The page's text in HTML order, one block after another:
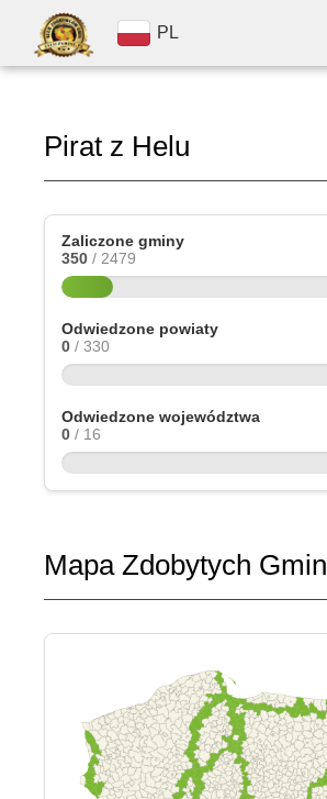
PL
Pirat z Helu
Zaliczone gminy
350 / 2479
Odwiedzone powiaty
0 / 330
Odwiedzone województwa
0 / 16
Mapa Zdobytych Gmin